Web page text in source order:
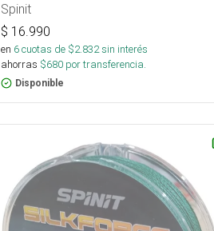
Spinit
$ 16.990
en 6cuotas de $2.832sin interés
ahorras $680por transferencia.
Disponible